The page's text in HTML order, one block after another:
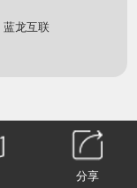
蓝龙互联
分享